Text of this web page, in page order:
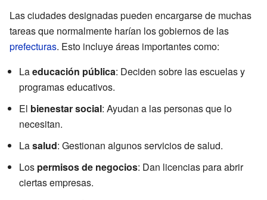
Las ciudades designadas pueden encargarse de muchas
tareas que normalmente harían los gobiernos de las
prefecturas. Esto incluye áreas importantes como:
Laeducación pública: Deciden sobre las escuelas y
programas educativos.
El bienestar social: Ayudan a las personas que lo
necesitan.
Lasalud: Gestionan algunos servicios de salud.
Los permisos de negocios: Dan licencias para abrir
ciertas empresas.